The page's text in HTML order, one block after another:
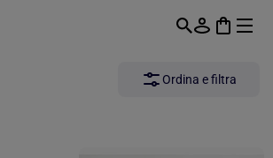
Ordina e filtra